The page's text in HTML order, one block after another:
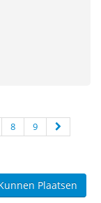
8 9
Plaatsen